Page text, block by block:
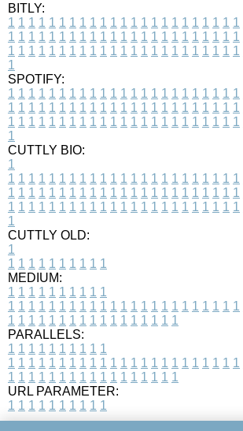
BITLY:
1 1 1 1 1 1 1 1 1 1 1 1 1 1 1 1 1 1 1 1 1 1 1
1 1 1 1 1 1 1 1 1 1 1 1 1 1 1 1 1 1 1 1 1 1 1
1 1 1 1 1 1 1 1 1 1 1 1 1 1 1 1 1 1 1 1 1 1 1
1
SPOTIFY:
1 1 1 1 1 1 1 1 1 1 1 1 1 1 1 1 1 1 1 1 1 1 1
1 1 1 1 1 1 1 1 1 1 1 1 1 1 1 1 1 1 1 1 1 1 1
1 1 1 1 1 1 1 1 1 1 1 1 1 1 1 1 1 1 1 1 1 1 1
1
CUTTLY BIO:
1
1 1 1 1 1 1 1 1 1 1 1 1 1 1 1 1 1 1 1 1 1 1 1
1 1 1 1 1 1 1 1 1 1 1 1 1 1 1 1 1 1 1 1 1 1 1
1 1 1 1 1 1 1 1 1 1 1 1 1 1 1 1 1 1 1 1 1 1 1
1
CUTTLY OLD:
1
1 1 1 1 1 1 1 1 1 1
MEDIUM:
1 1 1 1 1 1 1 1 1 1
1 1 1 1 1 1 1 1 1 1 1 1 1 1 1 1 1 1 1 1 1 1 1
1 1 1 1 1 1 1 1 1 1 1 1 1 1 1 1 1
PARALLELS:
1 1 1 1 1 1 1 1 1 1
1 1 1 1 1 1 1 1 1 1 1 1 1 1 1 1 1 1 1 1 1 1 1
1 1 1 1 1 1 1 1 1 1 1 1 1 1 1 1 1
URL PARAMETER:
1 1 1 1 1 1 1 1 1 1